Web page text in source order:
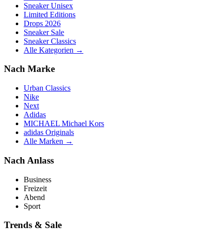
Sneaker Unisex
Limited Editions
Drops 2026
Sneaker Sale
Sneaker Classics
Alle Kategorien →
Nach Marke
Urban Classics
Nike
Next
Adidas
MICHAEL Michael Kors
adidas Originals
Alle Marken →
Nach Anlass
Business
Freizeit
Abend
Sport
Trends & Sale